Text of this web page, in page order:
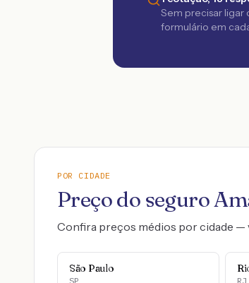
Sem precisar ligar
formulário em
POR CIDADE
Preço do seguro
Confira preços médios por cidade —
São Paulo
SP RJ